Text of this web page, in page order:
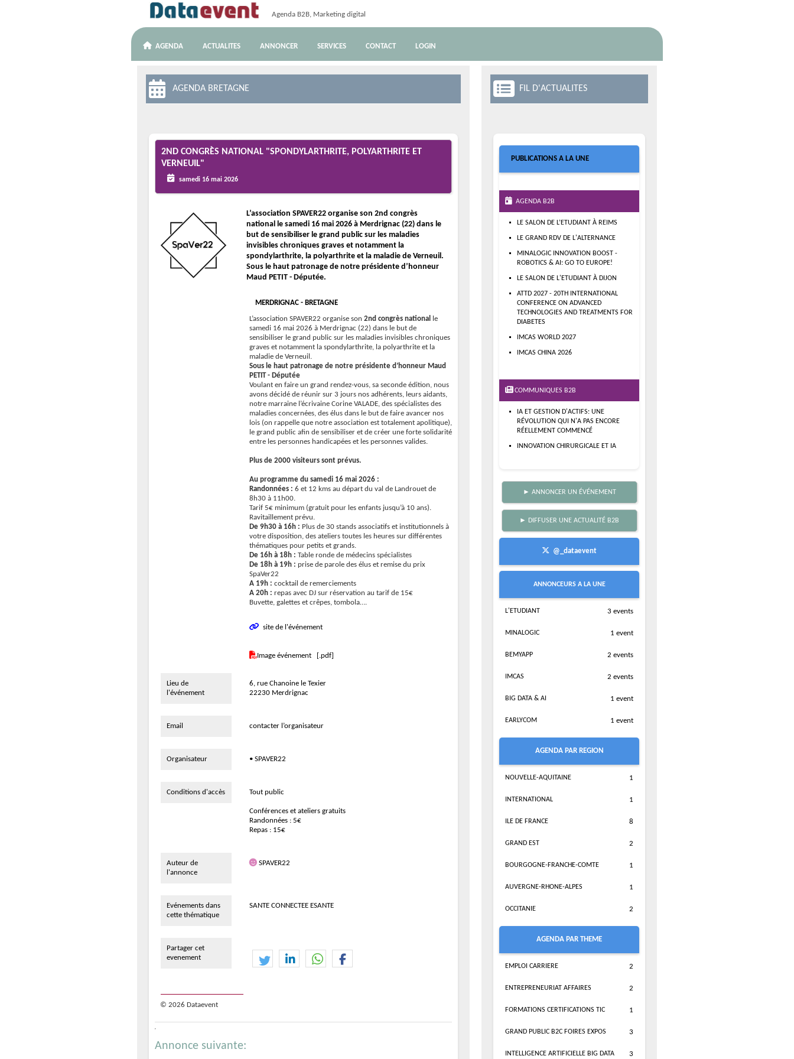
Agenda B2B, Marketing digital
AGENDA ACTUALITES ANNONCER SERVICES CONTACT LOGIN
AGENDA BRETAGNE
2ND CONGRÈS NATIONAL "SPONDYLARTHRITE, POLYARTHRITE ET
VERNEUIL"
samedi 16 mai 2026
L’association SPAVER22 organise son 2nd congrès
national le samedi 16 mai 2026 à Merdrignac (22) dans le
but de sensibiliser le grand public sur les maladies
invisibles chroniques graves et notamment la
spondylarthrite, la polyarthrite et la maladie de Verneuil.
Sous le haut patronage de notre présidente d’honneur
Maud PETIT - Députée.
MERDRIGNAC - BRETAGNE
L’association SPAVER22 organise son 2nd congrès national
le
samedi 16 mai 2026 à Merdrignac (22) dans le but de
sensibiliser le grand public sur les maladies invisibles chroniques
graves et notamment la spondylarthrite, la polyarthrite et la
maladie de Verneuil.
Sous le haut patronage de notre présidente d’honneur Maud
PETIT - Députée
Voulant en faire un grand rendez-vous, sa seconde édition, nous
avons décidé de réunir sur 3 jours nos adhérents, leurs aidants,
notre marraine l’écrivaine Corine VALADE, des spécialistes des
maladies concernées, des élus dans le but de faire avancer nos
lois (on rappelle que notre association est totalement apolitique),
le grand public afin de sensibiliser et de créer une forte solidarité
entre les personnes handicapées et les personnes valides.
Plus de 2000 visiteurs sont prévus.
Au programme du samedi 16 mai 2026 :
Randonnées : 6 et 12 kms au départ du val de Landrouet de
8h30 à 11h00.
Tarif 5€ minimum (gratuit pour les enfants jusqu’à 10 ans).
Ravitaillement prévu.
De 9h30 à 16h : Plus de 30 stands associatifs et institutionnels à
votre disposition, des ateliers toutes les heures sur différentes
thématiques pour petits et grands.
De 16h à 18h : Table ronde de médecins spécialistes
De 18h à 19h : prise de parole des élus et remise du prix
SpaVer22
A 19h : cocktail de remerciements
A 20h : repas avec DJ sur réservation au tarif de 15€
Buvette, galettes et crêpes, tombola….
site de l'événement
Image événement [.pdf]
Lieu de
l'événement
6, rue Chanoine le Texier
22230 Merdrignac
Email contacter l’organisateur
Organisateur • SPAVER22
Conditions d'accès Tout public
Conférences et ateliers gratuits
Randonnées : 5€
Repas : 15€
Auteur de
l'annonce
SPAVER22
Evénements dans
cette thématique
SANTE CONNECTEE ESANTE
Partager cet
evenement
© 2026 Dataevent
Annonce suivante:
FIL D'ACTUALITES
PUBLICATIONS A LA UNE
AGENDA B2B
LE SALON DE L’ETUDIANT À REIMS
LE GRAND RDV DE L'ALTERNANCE
MINALOGIC INNOVATION BOOST -
ROBOTICS & AI: GO TO EUROPE!
LE SALON DE L'ETUDIANT À DIJON
ATTD 2027 - 20TH INTERNATIONAL
CONFERENCE ON ADVANCED
TECHNOLOGIES AND TREATMENTS FOR
DIABETES
IMCAS WORLD 2027
IMCAS CHINA 2026
COMMUNIQUES B2B
IA ET GESTION D'ACTIFS: UNE
RÉVOLUTION QUI N'A PAS ENCORE
RÉELLEMENT COMMENCÉ
INNOVATION CHIRURGICALE ET IA
► ANNONCER UN ÉVÉNEMENT
► DIFFUSER UNE ACTUALITÉ B2B
@_dataevent
ANNONCEURS A LA UNE
L'ETUDIANT 3 events
MINALOGIC 1 event
BEMYAPP 2 events
IMCAS 2 events
BIG DATA & AI 1 event
EARLYCOM 1 event
AGENDA PAR REGION
NOUVELLE-AQUITAINE 1
INTERNATIONAL 1
ILE DE FRANCE 8
GRAND EST 2
BOURGOGNE-FRANCHE-COMTE 1
AUVERGNE-RHONE-ALPES 1
OCCITANIE 2
AGENDA PAR THEME
EMPLOI CARRIERE 2
ENTREPRENEURIAT AFFAIRES 2
FORMATIONS CERTIFICATIONS TIC 1
GRAND PUBLIC B2C FOIRES EXPOS 3
INTELLIGENCE ARTIFICIELLE BIG DATA 3